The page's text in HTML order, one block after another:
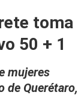
toma
50 + 1
mujeres
de Querétaro,